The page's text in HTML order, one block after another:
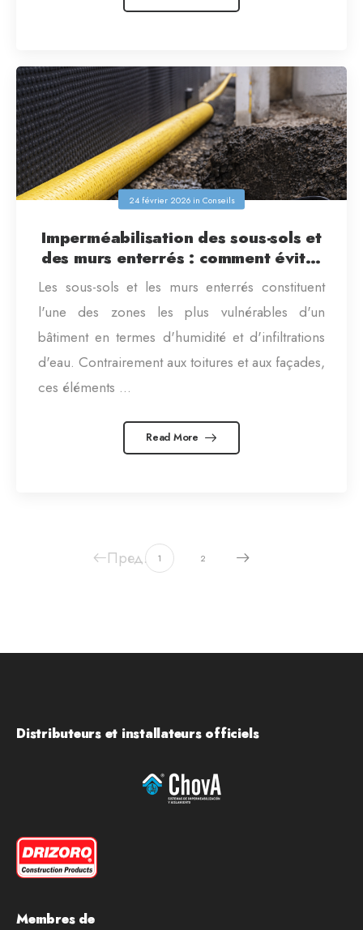
24 février 2026in Conseils
Imperméabilisation des sous-sols et
des murs enterrés : comment éviter
l’humidité permanente
Les sous-sols et les murs enterrés constituent
l'une des zones les plus vulnérables d'un
bâtiment en termes d'humidité et d'infiltrations
d'eau. Contrairement aux toitures et aux façades,
ces éléments ...
Read More
Пред. 1 2
Distributeurs et installateurs officiels
Membres de